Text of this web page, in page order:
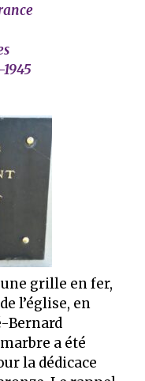
grille en fer,
l’église, en
Bernard
a été
la dédicace